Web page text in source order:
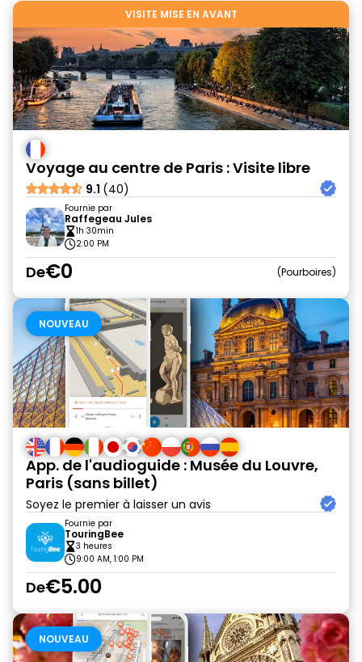
VISITE MISE EN AVANT
Voyage au centre de Paris : Visite libre
9.1 (40)
Fournie par
Raffegeau Jules
1h 30min
2:00 PM
De€0 Pourboires
NOUVEAU
App. de l'audioguide : Musée du Louvre,
Paris (sans billet)
Soyez le premier à laisser un avis
Fournie par
TouringBee
3 heures
9:00 AM, 1:00 PM
De€5.00
NOUVEAU